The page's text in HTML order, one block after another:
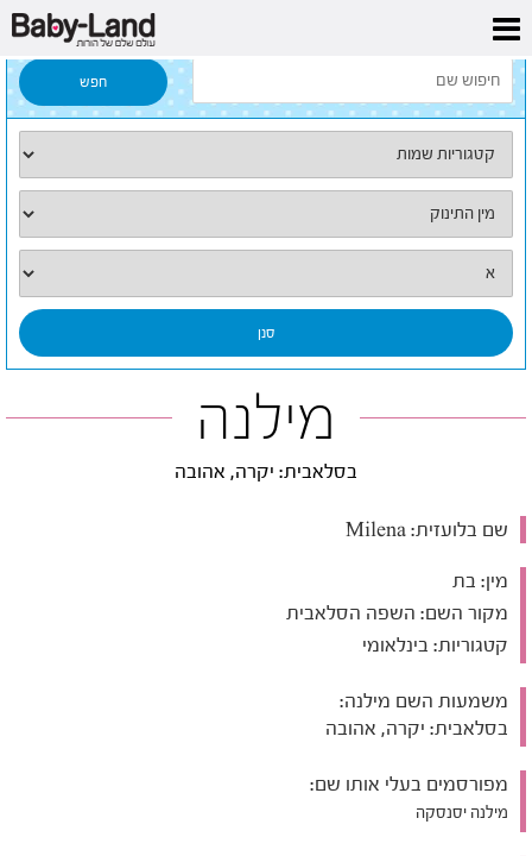
דף הבית
מילנה
בסלאבית: יקרה, אהובה
שם בלועזית:
מין: בת
מקור השם: השפה הסלאבית
קטגוריות: בינלאומי
משמעות השם מילנה:
בסלאבית: יקרה, אהובה
מפורסמים בעלי אותו שם:
מילנה יסנסקה